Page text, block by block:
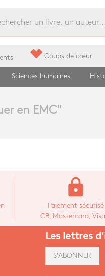
Coups de cœur
Sciences humaines
en EMC"
lock
Paiement sécurisé
CB, Mastercard,
Les lettres
S'ABONNER